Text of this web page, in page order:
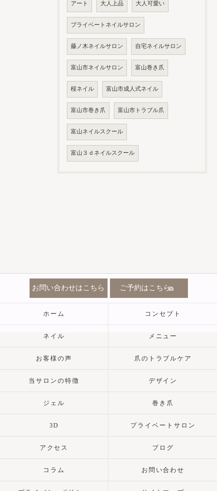
アート 大人上品 大人可愛い
プライベートネイルサロン
藤ノ木ネイルサロン 自宅ネイルサロン
富山市ネイルサロン 富山巻き爪
桜ネイル 富山市成人式ネイル
富山市巻き爪 富山市トラブル爪
富山ネイルスクール
富山３ｄネイルスクール
お問い合わせはこちら ご予約はこちら
ホーム コンセプト
ネイル メニュー
お客様の声 爪のトラブルケア
当サロンの特徴 デザイン
ジェル 巻き爪
3D プライベートサロン
アクセス ブログ
コラム お問い合わせ